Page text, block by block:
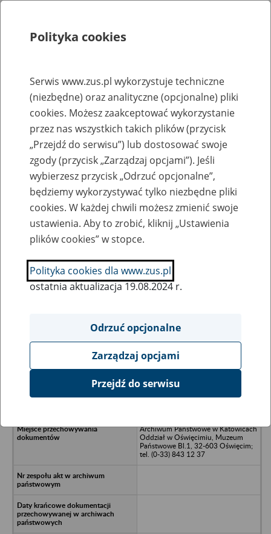
Rejestry, ewidencje i archiwa
Baza zlikwidowanych lub
przekształconych zakładów pracy
Nazwa zakładu pracy:
SZUKAJ
Ukryj wszystkie pozycje bazy
Prezydium Gminnej Rady
Archiwum Państwowe w Katowicach
Oddział w Oświęcimiu, Muzeum
Państwowe Bl.1, 32-603 Oświęcim;
tel. (0-33) 843 12 37
Polityka cookies
Serwis www.zus.pl wykorzystuje techniczne
(niezbędne) oraz analityczne (opcjonalne) pliki
cookies. Możesz zaakceptować wykorzystanie
przez nas wszystkich takich plików (przycisk
„Przejdź do serwisu”) lub dostosować swoje
zgody (przycisk „Zarządzaj opcjami”). Jeśli
wybierzesz przycisk „Odrzuć opcjonalne”,
będziemy wykorzystywać tylko niezbędne pliki
cookies. W każdej chwili możesz zmienić swoje
ustawienia. Aby to zrobić, kliknij „Ustawienia
plików cookies” w stopce.
Polityka cookies dla www.zus.pl
ostatnia aktualizacja 19.08.2024 r.
Odrzuć opcjonalne
Zarządzaj opcjami
Przejdź do serwisu